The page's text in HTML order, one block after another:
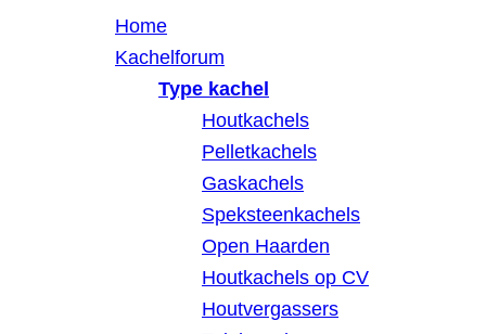
Home
Kachelforum
Type kachel
Houtkachels
Pelletkachels
Gaskachels
Speksteenkachels
Open Haarden
Houtkachels op CV
Houtvergassers